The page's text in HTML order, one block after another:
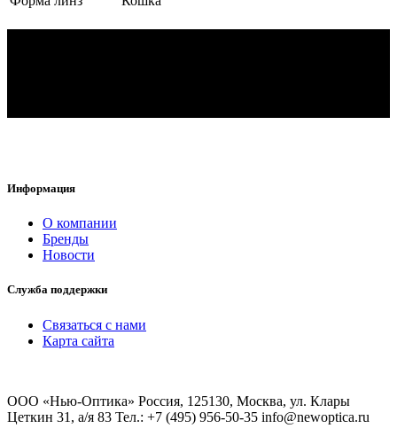
Информация
O компании
Бренды
Новости
Служба поддержки
Связаться с нами
Карта сайта
ООО «Нью-Оптика» Россия, 125130, Москва, ул. Клары
Цеткин 31, а/я 83 Тел.: +7 (495) 956-50-35 info@newoptica.ru